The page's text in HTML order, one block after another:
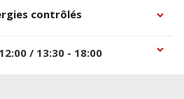
contrôlés
/ 13:30 - 18:00